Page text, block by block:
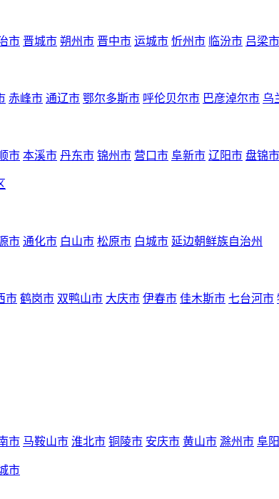
市 晋城市 朔州市 晋中市 运城市 忻州市 临汾市 吕梁市
赤峰市 通辽市 鄂尔多斯市 呼伦贝尔市 巴彦淖尔市 乌
市 本溪市 丹东市 锦州市 营口市 阜新市 辽阳市 盘锦市
市 通化市 白山市 松原市 白城市 延边朝鲜族自治州
市 鹤岗市 双鸭山市 大庆市 伊春市 佳木斯市 七台河市
市 马鞍山市 淮北市 铜陵市 安庆市 黄山市 滁州市 阜
市